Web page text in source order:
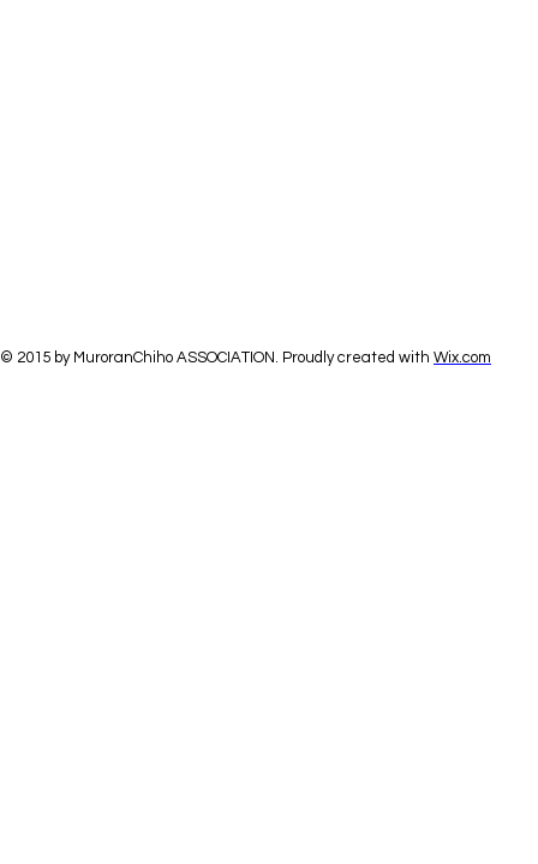
© 2015 by MuroranChiho ASSOCIATION. Proudly created with Wix.com